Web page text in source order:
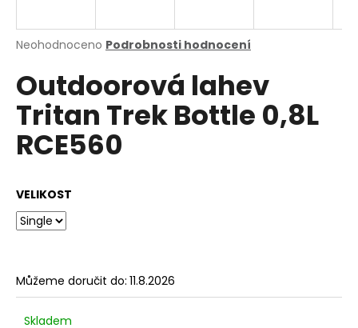
Průměrné
produktu
je
0,0
5
hvězdiček.
Neohodnoceno Podrobnosti hodnocení
Outdoorová lahev
Tritan Trek Bottle 0,8L
RCE560
VELIKOST
Můžeme doručit do: 11.8.2026
Skladem
j
t
?
o
p